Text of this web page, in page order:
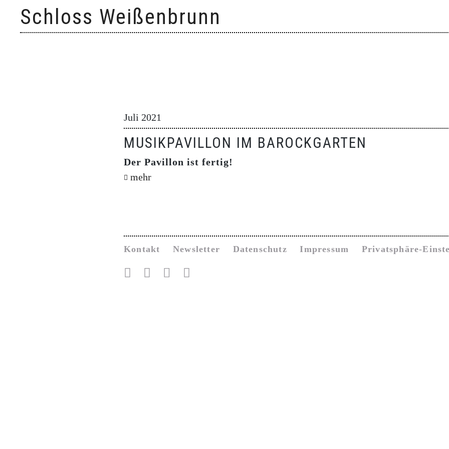
Schloss Weißenbrunn
Juli 2021
MUSIKPAVILLON IM BAROCKGARTEN
Der Pavillon ist fertig!
mehr
Kontakt Newsletter Datenschutz Impressum Privatsphäre-